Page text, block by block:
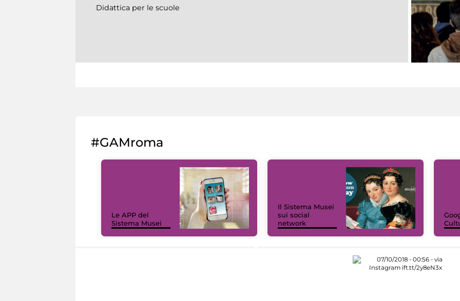
Didattica per le scuole
#GAMroma
Le APP del
Sistema Musei
Il Sistema Musei
sui social
network